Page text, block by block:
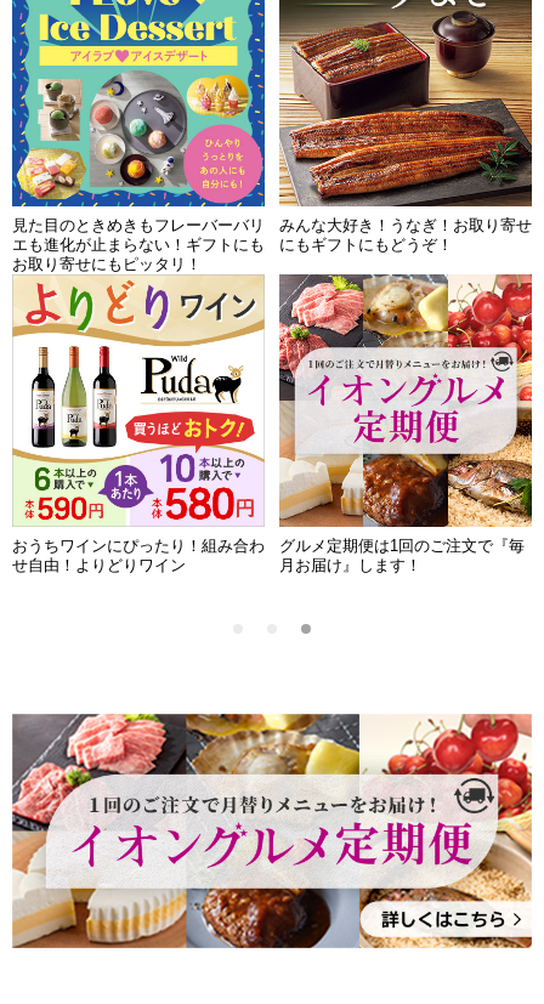
今が一番おトク！クーポンご利用で
最大10,000円引き！！
おトクな商品多数！お買得な商品を
組み合わせてクーポン利用でさらに
イオンカード会員さま限定の期間限
定販売商品ご紹介中！
クーポンご利用忘れないでね！イオ
ンショップバイヤーが食べてもらい